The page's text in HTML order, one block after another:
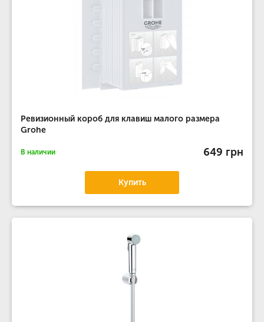
Ревизионный короб для клавиш малого размера
Grohe
В наличии 649 грн
Купить